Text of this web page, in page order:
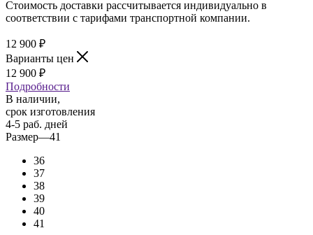
Стоимость доставки рассчитывается индивидуально в
соответствии с тарифами транспортной компании.
12 900 ₽
Варианты цен
12 900 ₽
Подробности
В наличии,
срок изготовления
4-5 раб. дней
Размер—41
36
37
38
39
40
41